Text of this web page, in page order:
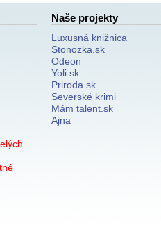
Naše projekty
Luxusná knižnica
Stonozka.sk
Odeon
Yoli.sk
Priroda.sk
Severské krimi
Mám talent.sk
Ajna